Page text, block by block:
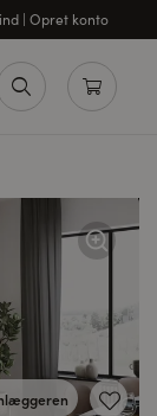
| Opret konto